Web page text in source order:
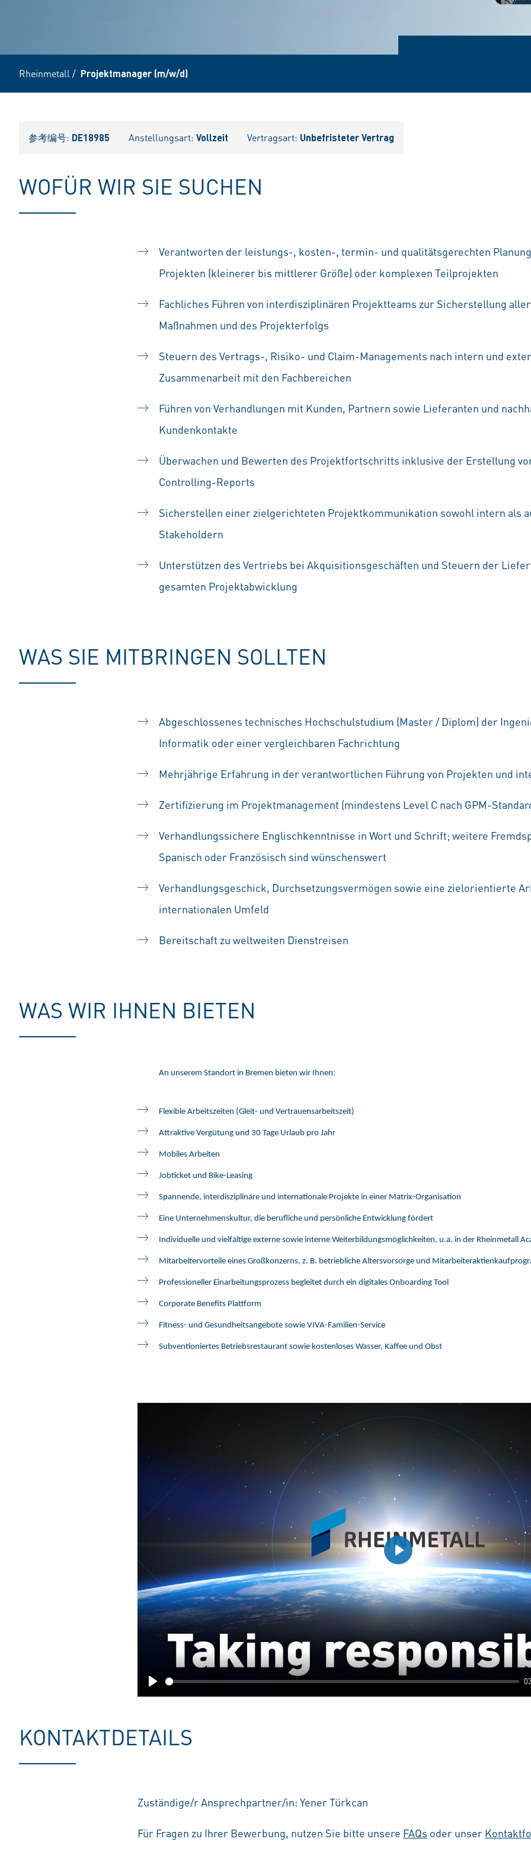
Rheinmetall / Projektmanager (m/w/d)
参考编号: DE18985 Anstellungsart: Vollzeit Vertragsart: Unbefristeter Vertrag
WOFÜR WIR SIE SUCHEN
Verantworten der leistungs-, kosten-, termin- und qualitätsgerechten
Projekten (kleinerer bis mittlerer Größe) oder komplexen Teilprojekten
Fachliches Führen von interdisziplinären Projektteams zur Sicherstellung
Maßnahmen und des Projekterfolgs
Steuern des Vertrags-, Risiko- und Claim-Managements nach intern und
Zusammenarbeit mit den Fachbereichen
Führen von Verhandlungen mit Kunden, Partnern sowie Lieferanten und
Kundenkontakte
Überwachen und Bewerten des Projektfortschritts inklusive der Erstellung
Controlling-Reports
Sicherstellen einer zielgerichteten Projektkommunikation sowohl intern als
Stakeholdern
Unterstützen des Vertriebs bei Akquisitionsgeschäften und Steuern der
gesamten Projektabwicklung
WAS SIE MITBRINGEN SOLLTEN
Abgeschlossenes technisches Hochschulstudium (Master / Diplom) der
Informatik oder einer vergleichbaren Fachrichtung
Mehrjährige Erfahrung in der verantwortlichen Führung von Projekten und
Zertifizierung im Projektmanagement (mindestens Level C nach GPM-
Verhandlungssichere Englischkenntnisse in Wort und Schrift; weitere
Spanisch oder Französisch sind wünschenswert
Verhandlungsgeschick, Durchsetzungsvermögen sowie eine zielorientierte
internationalen Umfeld
Bereitschaft zu weltweiten Dienstreisen
WAS WIR IHNEN BIETEN
An unserem Standort in Bremen bieten wir Ihnen:
Flexible Arbeitszeiten (Gleit- und Vertrauensarbeitszeit)
Attraktive Vergütung und 30 Tage Urlaub pro Jahr
Mobiles Arbeiten
Jobticket und Bike-Leasing
Spannende, interdisziplinäre und internationale Projekte in einer Matrix-Organisation
Eine Unternehmenskultur, die berufliche und persönliche Entwicklung fördert
Individuelle und vielfältige externe sowie interne Weiterbildungsmöglichkeiten, u.a. in der Rheinmetall
Mitarbeitervorteile eines Großkonzerns, z. B. betriebliche Altersvorsorge und
Professioneller Einarbeitungsprozess begleitet durch ein digitales Onboarding Tool
Corporate Benefits Plattform
Fitness- und Gesundheitsangebote sowie VIVA-Familien-Service
Subventioniertes Betriebsrestaurant sowie kostenloses Wasser, Kaffee und Obst
Play
Play
KONTAKTDETAILS
Zuständige/r Ansprechpartner/in: Yener Türkcan
Für Fragen zu Ihrer Bewerbung, nutzen Sie bitte unsere FAQs oder unser